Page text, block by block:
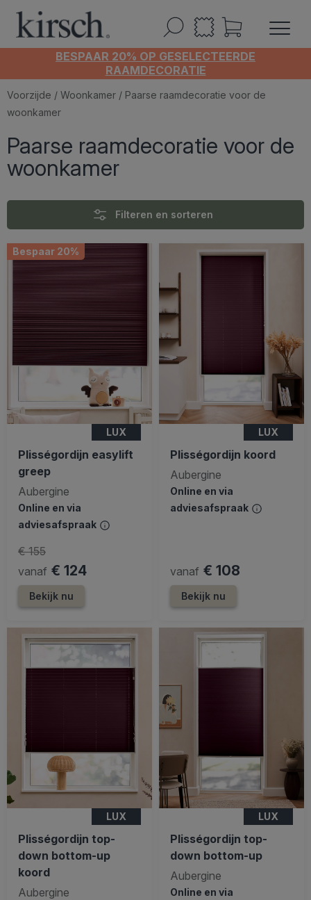
BESPAAR 20% OP GESELECTEERDE
RAAMDECORATIE
Voorzijde / Woonkamer / Paarse raamdecoratie voor de
woonkamer
Paarse raamdecoratie voor de
woonkamer
Filteren en sorteren
Bespaar 20%
LUX
Plisségordijn easylift
greep
Aubergine
Online en via
adviesafspraak
vanaf € 124
€ 155
Bekijk nu
LUX
Plisségordijn koord
Aubergine
Online en via
adviesafspraak
vanaf € 108
Bekijk nu
LUX
Plisségordijn top-
down bottom-up
koord
Aubergine
LUX
Plisségordijn top-
down bottom-up
Aubergine
Online en via